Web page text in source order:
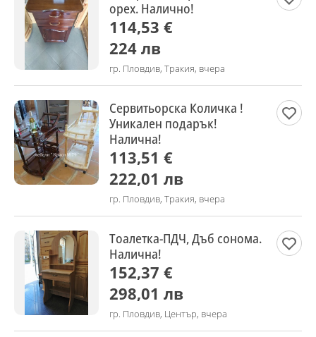
орех. Налично!
114,53 €
224 лв
гр. Пловдив, Тракия, вчера
Сервитьорска Количка !
Уникален подарък!
Налична!
113,51 €
222,01 лв
гр. Пловдив, Тракия, вчера
Тоалетка-ПДЧ, Дъб сонома.
Налична!
152,37 €
298,01 лв
гр. Пловдив, Център, вчера